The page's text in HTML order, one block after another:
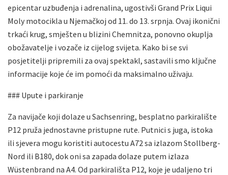
epicentar uzbuđenja i adrenalina, ugostivši Grand Prix Liqui
Moly motocikla u Njemačkoj od 11. do 13. srpnja. Ovaj ikonični
trkaći krug, smješten u blizini Chemnitza, ponovno okuplja
obožavatelje i vozače iz cijelog svijeta. Kako bi se svi
posjetitelji pripremili za ovaj spektakl, sastavili smo ključne
informacije koje će im pomoći da maksimalno uživaju.
### Upute i parkiranje
Za navijače koji dolaze u Sachsenring, besplatno parkiralište
P12 pruža jednostavne pristupne rute. Putnici s juga, istoka
ili sjevera mogu koristiti autocestu A72 sa izlazom Stollberg-
Nord ili B180, dok oni sa zapada dolaze putem izlaza
Wüstenbrand na A4. Od parkirališta P12, koje je udaljeno tri